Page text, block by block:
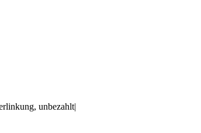
unbezahlt|